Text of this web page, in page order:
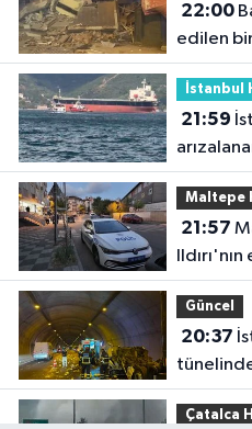
22:00Bahçelievler’de tahliye
edilen
İstanbul
21:59
yeniden
Maltepe
21:57
1 yaralı
Güncel
20:37
Çatalca